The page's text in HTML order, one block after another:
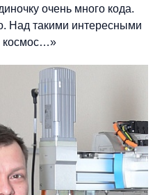
очень много кода.
Над такими интересными
космос…»